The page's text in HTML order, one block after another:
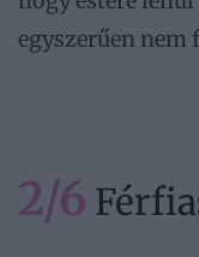
egyszerűen nem
2/6